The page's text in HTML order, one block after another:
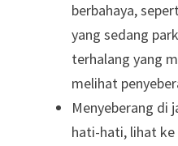
berbahaya,
yang sedang
terhalang yang
melihat
Menyeberang di
hati-hati, lihat ke